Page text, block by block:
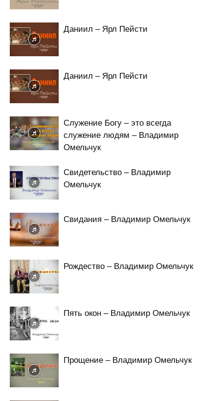
Даниил – Ярл Пейсти
Даниил – Ярл Пейсти
Служение Богу – это всегда
служение людям – Владимир
Омельчук
Свидетельство – Владимир
Омельчук
Свидания – Владимир Омельчук
Рождество – Владимир Омельчук
Пять окон – Владимир Омельчук
Прощение – Владимир Омельчук